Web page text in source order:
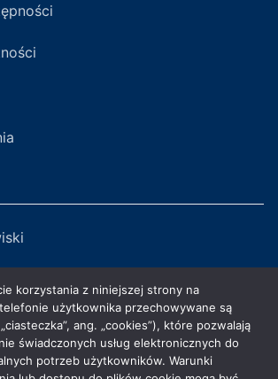
korzystania z niniejszej strony na
użytkownika przechowywane są
ang. „cookies”), które pozwalają
świadczonych usług elektronicznych do
potrzeb użytkowników. Warunki